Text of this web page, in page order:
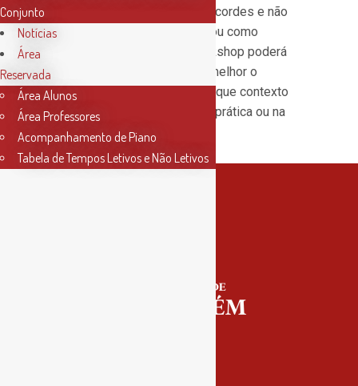
que representam notas ou acordes e não
sabemos o que significam ou como
funcionam? Então este workshop poderá
ajudar a que compreendas melhor o
significado das Cifras e em que contexto
surgem, como aplicá-las na prática ou na
análise musical.
Conjunto
Notícias
Área
Reservada
Área Alunos
Área Professores
Acompanhamento de Piano
Tabela de Tempos Letivos e Não Letivos